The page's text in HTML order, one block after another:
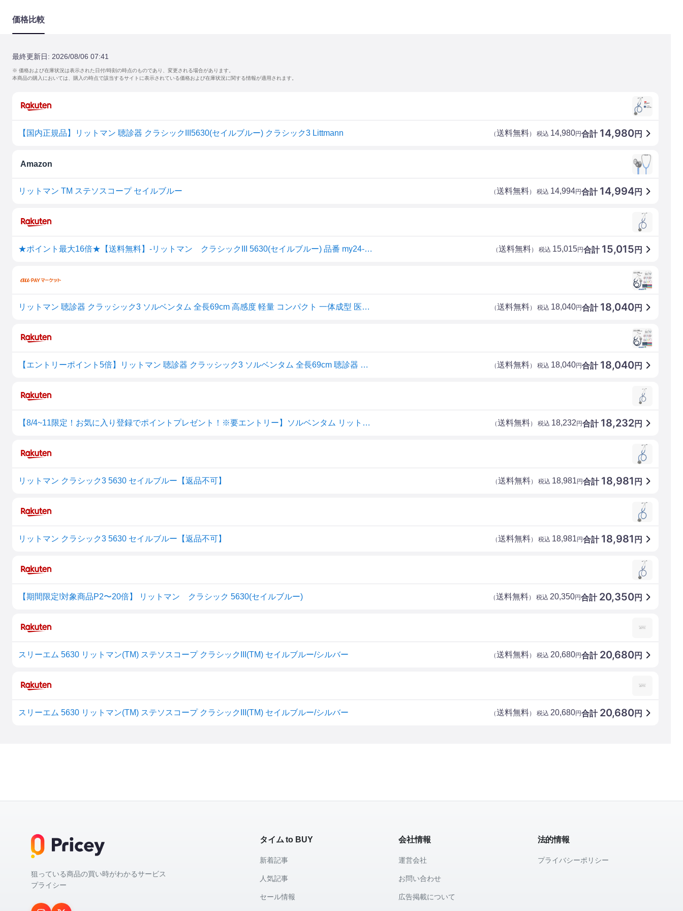
価格比較
最終更新日: 2026/08/06 07:41
※ 価格および在庫状況は表示された日付/時刻の時点のものであり、変更される場合があります。
本商品の購入においては、購入の時点で該当するサイトに表示されている価格および在庫状況に関する情報が適用されます。
【国内正規品】リットマン 聴診器 クラシックIII5630(セイルブルー) クラシック3 Littmann 合計 14,980円
（送料無料） 税込 14,980円
Amazon
リットマン TM ステソスコープ セイルブルー 合計 14,994円
（送料無料） 税込 14,994円
★ポイント最大16倍★【送料無料】-リットマン クラシックIII 5630(セイルブルー) 品番 my24-9398-09-- 1入り-【MY医科器機】JAN 4550309131517 合計 15,015 円
（送料無料） 税込 15,015円
リットマン 聴診器 クラッシック3 ソルベンタム 全長69cm 高感度 軽量 コンパクト 一体成型 医療機器届出番号:13B1X 合計 18,040円
（送料無料） 税込 18,040円
【エントリーポイント5倍】リットマン 聴診器 クラッシック3 ソルベンタム 全長69cm 聴診器 軽量 コンパクト一体成型 ステソスコープ 成人 小児 合計 18,040円
（送料無料） 税込 18,040円
【8/4~11限定！お気に入り登録でポイントプレゼント！※要エントリー】ソルベンタム リットマン 聴診器 クラシックIII 5630(セイルブルー) 合計 18,232円
（送料無料） 税込 18,232円
リットマン クラシック3 5630 セイルブルー【返品不可】 合計 18,981 円
（送料無料） 税込 18,981円
リットマン クラシック3 5630 セイルブルー【返品不可】 合計 18,981 円
（送料無料） 税込 18,981円
【期間限定!対象商品P2〜20倍】 リットマン クラシック 5630(セイルブルー) 合計 20,350円
（送料無料） 税込 20,350円
スリーエム 5630 リットマン(TM) ステソスコープ クラシックIII(TM) セイルブルー/シルバー 合計 20,680円
（送料無料） 税込 20,680円
スリーエム 5630 リットマン(TM) ステソスコープ クラシックIII(TM) セイルブルー/シルバー 合計 20,680円
（送料無料） 税込 20,680円
狙っている商品の買い時がわかるサービス
プライシー
タイム to BUY
新着記事
人気記事
セール情報
会社情報
運営会社
お問い合わせ
広告掲載について
法的情報
プライバシーポリシー